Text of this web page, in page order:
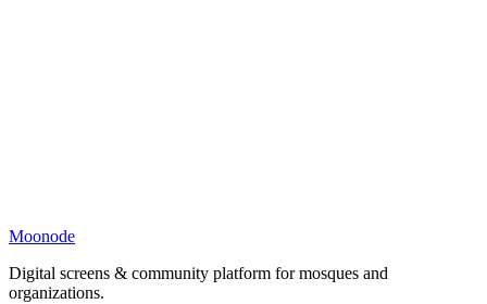
Moonode
Digital screens & community platform for mosques and
organizations.